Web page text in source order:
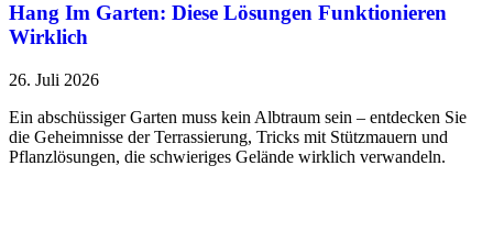
Hang Im Garten: Diese Lösungen Funktionieren
Wirklich
26. Juli 2026
Ein abschüssiger Garten muss kein Albtraum sein – entdecken Sie
die Geheimnisse der Terrassierung, Tricks mit Stützmauern und
Pflanzlösungen, die schwieriges Gelände wirklich verwandeln.